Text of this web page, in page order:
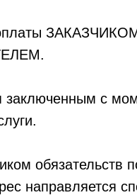
ЗАКАЗЧИКОМ
заключенным с
обязательств
направляется